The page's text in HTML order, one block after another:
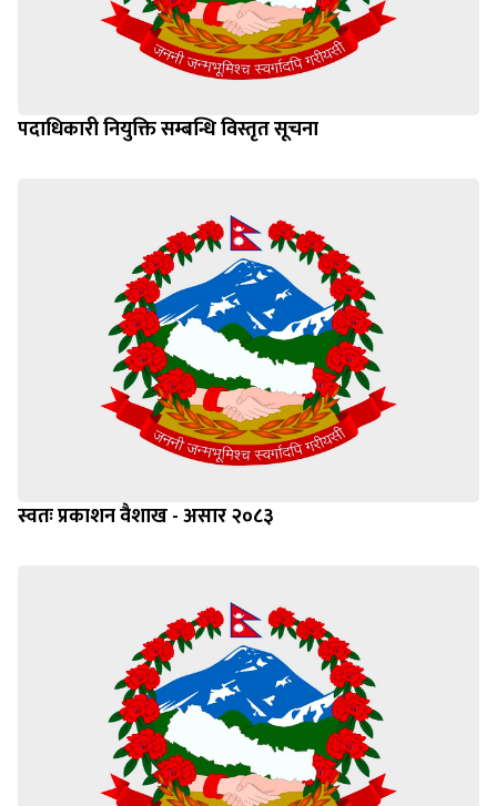
पदाधिकारी नियुक्ति सम्बन्धि विस्तृत सूचना
स्वतः प्रकाशन वैशाख - असार २०८३